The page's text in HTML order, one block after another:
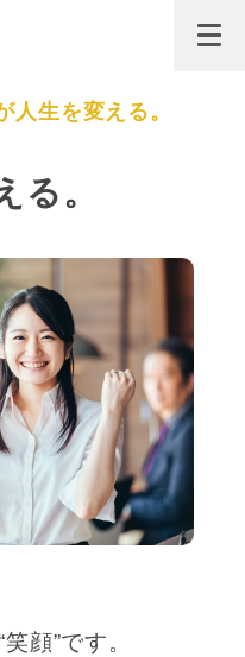
人生を変える。
る。
顔”です。